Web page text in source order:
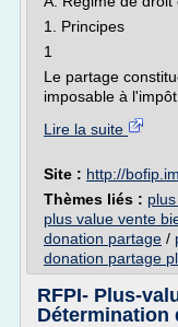
1. Principes
1
Le partage
imposable à l'impôt
Lire la suite
Site : http://
Thèmes liés :
plus value vente
donation partage /
donation partage
RFPI- Plus-
Détermination